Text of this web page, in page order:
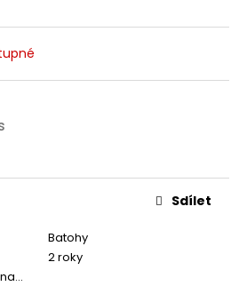
Batohy
2 roky
Sdílet